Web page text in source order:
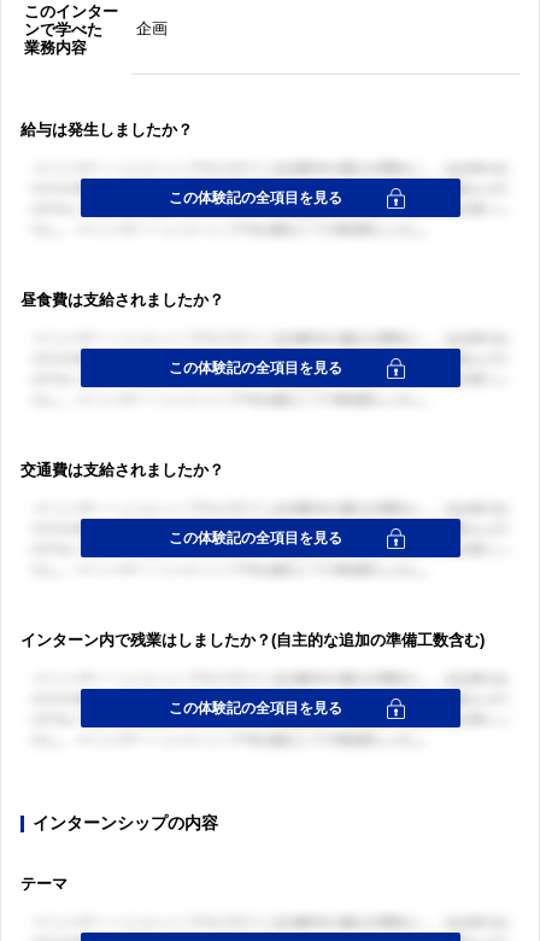
このインター
ンで学べた
業務内容
企画
給与は発生しましたか？
昼食費は支給されましたか？
交通費は支給されましたか？
インターン内で残業はしましたか？(自主的な追加の準備工数含む)
インターンシップの内容
テーマ